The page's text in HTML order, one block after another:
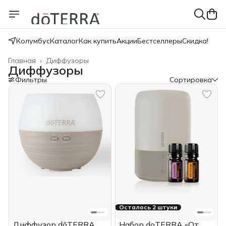
КолумбусКаталогКак купитьАкцииБестселлерыСкидка!
Диффузоры
Главная ›
Диффузоры
Фильтры Сортировка
Осталось 2 штуки